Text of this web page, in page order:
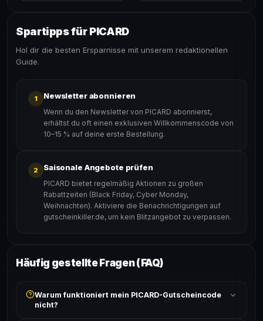
Spartipps für PICARD
Hol dir die besten Ersparnisse mit unserem redaktionellen
Guide.
1 Newsletter abonnieren
Wenn du den Newsletter von PICARD abonnierst,
erhältst du oft einen exklusiven Willkommenscode von
10–15 % auf deine erste Bestellung.
2 Saisonale Angebote prüfen
PICARD bietet regelmäßig Aktionen zu großen
Rabattzeiten (Black Friday, Cyber Monday,
Weihnachten). Aktiviere die Benachrichtigungen auf
gutscheinkiller.de, um kein Blitzangebot zu verpassen.
Häufig gestellte Fragen (FAQ)
Warum funktioniert mein PICARD-Gutscheincode
nicht?